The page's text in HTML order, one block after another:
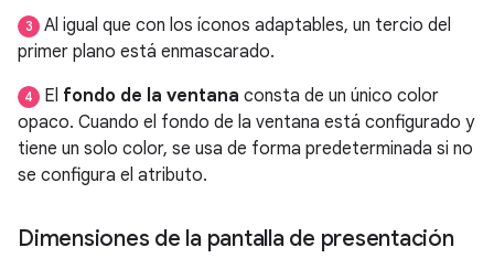
3
Al igual que con los íconos adaptables, un tercio del
primer plano está enmascarado.
4 El fondo de la ventana consta de un único color
opaco. Cuando el fondo de la ventana está configurado y
tiene un solo color, se usa de forma predeterminada si no
se configura el atributo.
Dimensiones de la pantalla de presentación